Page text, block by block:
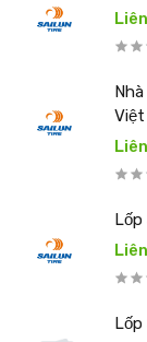
Việt
Lốp
Lốp